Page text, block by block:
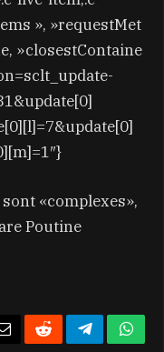
», »requestMet
»closestContaine
«complexes»,
Poutine
EmailRedditTelegram